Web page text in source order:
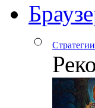
Стратегии